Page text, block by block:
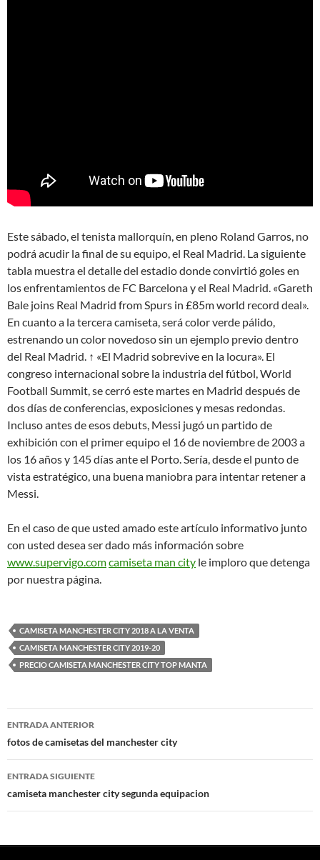
Este sábado, el tenista mallorquín, en pleno Roland Garros, no
podrá acudir la final de su equipo, el Real Madrid. La siguiente
tabla muestra el detalle del estadio donde convirtió goles en
los enfrentamientos de FC Barcelona y el Real Madrid. «Gareth
Bale joins Real Madrid from Spurs in £85m world record deal».
En cuanto a la tercera camiseta, será color verde pálido,
estrenando un color novedoso sin un ejemplo previo dentro
del Real Madrid. ↑ «El Madrid sobrevive en la locura». El
congreso internacional sobre la industria del fútbol, World
Football Summit, se cerró este martes en Madrid después de
dos días de conferencias, exposiciones y mesas redondas.
Incluso antes de esos debuts, Messi jugó un partido de
exhibición con el primer equipo el 16 de noviembre de 2003 a
los 16 años y 145 días ante el Porto. Sería, desde el punto de
vista estratégico, una buena maniobra para intentar retener a
Messi.
En el caso de que usted amado este artículo informativo junto
con usted desea ser dado más información sobre
www.supervigo.comcamiseta man city le imploro que detenga
por nuestra página.
CAMISETA MANCHESTER CITY 2018 A LA VENTA
CAMISETA MANCHESTER CITY 2019-20
PRECIO CAMISETA MANCHESTER CITY TOP MANTA
Navegación
de
entradas
ENTRADA ANTERIOR
fotos de camisetas del manchester city
ENTRADA SIGUIENTE
camiseta manchester city segunda equipacion